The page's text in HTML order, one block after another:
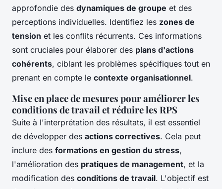
approfondie des dynamiques de groupe et des
perceptions individuelles. Identifiez les zones de
tension et les conflits récurrents. Ces informations
sont cruciales pour élaborer des plans d'actions
cohérents, ciblant les problèmes spécifiques tout en
prenant en compte le contexte organisationnel.
Mise en place de mesures pour améliorer les
conditions de travail et réduire les RPS
Suite à l'interprétation des résultats, il est essentiel
de développer des actions correctives. Cela peut
inclure des formations en gestion du stress,
l'amélioration des pratiques de management, et la
modification des conditions de travail. L'objectif est